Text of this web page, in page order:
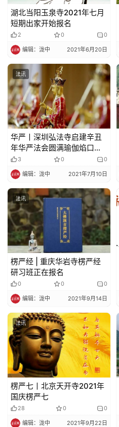
湖北当阳玉泉寺2021年七月
短期出家开始报名
2 0 0
编辑：泷中 2021年6月20日
法讯
华严丨深圳弘法寺启建辛丑
年华严法会圆满瑜伽焰口通
启3 0 0
编辑：泷中 2021年7月10日
法讯
楞严经 | 重庆华岩寺楞严经
研习班正在报名
0 0 0
编辑：泷中 2021年9月14日
法讯
楞严七丨北京天开寺2021年
国庆楞严七
28 0 0
编辑：泷中 2021年9月22日